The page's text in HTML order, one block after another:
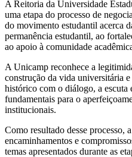
A Reitoria da Universidade
uma etapa do processo de
do movimento estudantil acerca
permanência estudantil, ao
ao apoio à comunidade
A Unicamp reconhece a
construção da vida universitária
histórico com o diálogo, a escuta
fundamentais para o
institucionais.
Como resultado desse
encaminhamentos e
temas apresentados durante as